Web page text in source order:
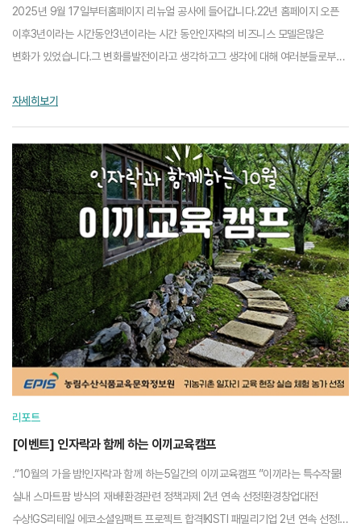
2025년 9월 17일부터홈페이지 리뉴얼 공사에 들어갑니다.22년 홈페이지 오픈
이후3년이라는 시간동안3년이라는 시간 동안인자락의 비즈니스 모델은많은
변화가 있었습니다.그 변화를발전이라고 생각하고그 생각에 대해 여러분들로부터
자세히보기
리포트
[이벤트] 인자락과 함께 하는 이끼교육캠프
.“10월의 가을 밤!인자락과 함께 하는5일간의 이끼교육캠프 ”이끼라는 특수작물!
실내 스마트팜 방식의 재배!환경관련 정책과제 2년 연속 선정!환경창업대전
수상!GS리테일 에코소셜임팩트 프로젝트 합격!KISTI 패밀리기업 2년 연속 선정!